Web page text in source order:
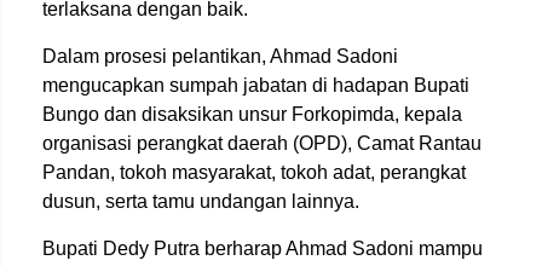
terlaksana dengan baik.
Dalam prosesi pelantikan, Ahmad Sadoni
mengucapkan sumpah jabatan di hadapan Bupati
Bungo dan disaksikan unsur Forkopimda, kepala
organisasi perangkat daerah (OPD), Camat Rantau
Pandan, tokoh masyarakat, tokoh adat, perangkat
dusun, serta tamu undangan lainnya.
Bupati Dedy Putra berharap Ahmad Sadoni mampu